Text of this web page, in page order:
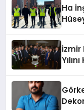
Ha
İzmir